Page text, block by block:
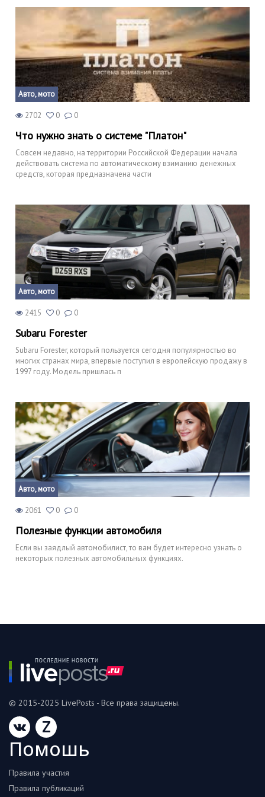
Авто, мото
2702 0 0
Что нужно знать о системе "Платон"
Совсем недавно, на территории Российской Федерации начала
действовать система по автоматическому взиманию денежных
средств, которая предназначена части
Авто, мото
2415 0 0
Subaru Forester
Subaru Forester, который пользуется сегодня популярностью во
многих странах мира, впервые поступил в европейскую продажу в
1997 году. Модель пришлась п
Авто, мото
2061 0 0
Полезные функции автомобиля
Если вы заядлый автомобилист, то вам будет интересно узнать о
некоторых полезных автомобильных функциях.
© 2015-2025 LivePosts - Все права защищены.
Z
Помошь
Правила участия
Правила публикаций